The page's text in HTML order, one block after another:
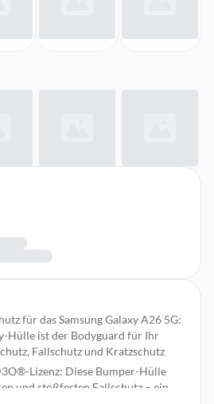
für das Samsung Galaxy A26 5G:
Hülle ist der Bodyguard für Ihr
Fallschutz und Kratzschutz
Lizenz: Diese Bumper-Hülle
und stoßfesten Fallschutz – ein